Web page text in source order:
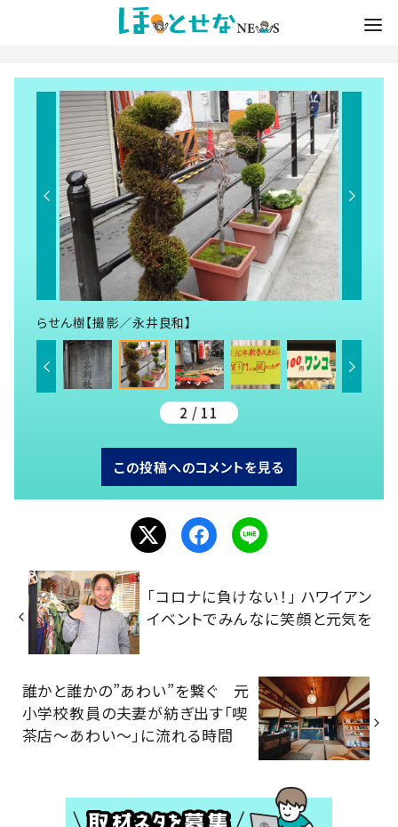
らせん樹【撮影／永井良和】
2 / 11
この投稿へのコメントを見る
「コロナに負けない！」 ハワイアン
イベントでみんなに笑顔と元気を
誰かと誰かの”あわい”を繋ぐ 元
小学校教員の夫妻が紡ぎ出す「喫
茶店～あわい～」に流れる時間